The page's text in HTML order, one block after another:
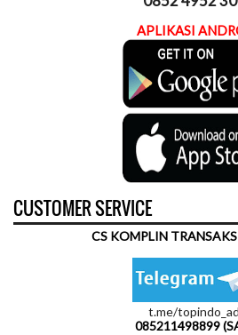
APLIKASI
CUSTOMER SERVICE
CS KOMPLIN
t.me/
085211498899